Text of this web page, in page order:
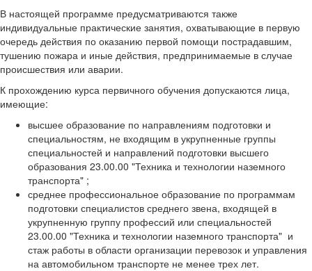
В настоящей программе предусматриваются также
индивидуальные практические занятия, охватывающие в первую
очередь действия по оказанию первой помощи пострадавшим,
тушению пожара и иные действия, предпринимаемые в случае
происшествия или аварии.
К прохождению курса первичного обучения допускаются лица,
имеющие:
высшее образование по направлениям подготовки и
специальностям, не входящим в укрупненные группы
специальностей и направлений подготовки высшего
образования 23.00.00 "Техника и технологии наземного
транспорта" ;
среднее профессиональное образование по программам
подготовки специалистов среднего звена, входящей в
укрупненную группу профессий или специальностей
23.00.00 "Техника и технологии наземного транспорта" и
стаж работы в области организации перевозок и управления
на автомобильном транспорте не менее трех лет.